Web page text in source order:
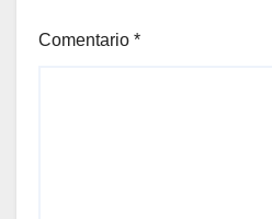
Comentario *